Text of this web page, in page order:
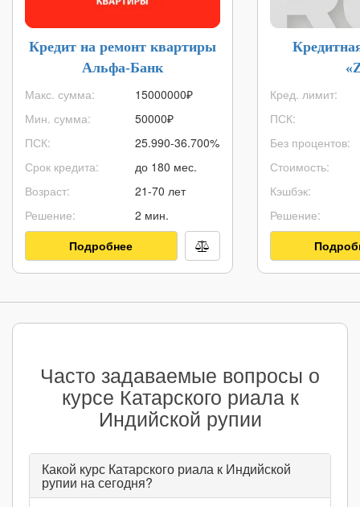
Кредит на ремонт квартиры
Альфа-Банк
Макс. сумма:
Мин. сумма:
ПСК:
Срок кредита:
Возраст:
Решение:
15000000₽
50000₽
25.990-36.700%
до 180 мес.
21-70 лет
2 мин.
Подробнее
Кред. лимит:
ПСК:
Без процентов:
Стоимость:
Кэшбэк:
Решение:
Часто задаваемые вопросы о
курсе Катарского риала к
Индийской рупии
Какой курс Катарского риала к Индийской
рупии на сегодня?